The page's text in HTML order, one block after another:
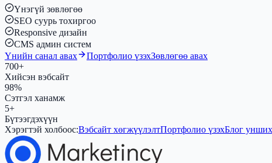
Үнэгүй зөвлөгөө
SEO суурь тохиргоо
Responsive дизайн
CMS админ систем
Үнийн санал авах
Портфолио үзэхЗөвлөгөө авах
700+
Хийсэн вэбсайт
98%
Сэтгэл ханамж
5+
Бүтээгдэхүүн
Хэрэгтэй холбоос:Вэбсайт хөгжүүлэлтПортфолио үзэхБлог унших